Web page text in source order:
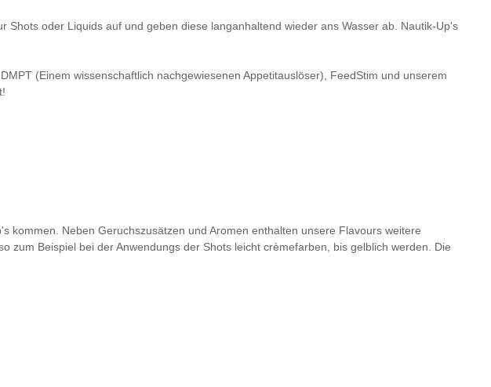
oder Liquids auf und geben diese langanhaltend wieder ans Wasser ab. Nautik-Up's
(Einem wissenschaftlich nachgewiesenen Appetitauslöser), FeedStim und unserem
Neben Geruchszusätzen und Aromen enthalten unsere Flavours weitere
Beispiel bei der Anwendungs der Shots leicht crèmefarben, bis gelblich werden. Die